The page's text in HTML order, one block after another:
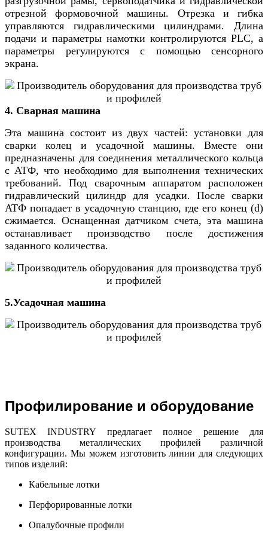
отрезной формовочной машины. Отрезка и гибка
управляются гидравлическими цилиндрами. Длина
подачи и параметры намотки контролируются PLC, а
параметры регулируются с помощью сенсорного
экрана.
4. Сварная машина
Эта машина состоит из двух частей: установки для
сварки колец и усадочной машины. Вместе они
предназначены для соединения металлического кольца
с АТФ, что необходимо для выполнения технических
требований. Под сварочным аппаратом расположен
гидравлический цилиндр для усадки. После сварки
АТФ попадает в усадочную станцию, где его конец (d)
сжимается. Оснащенная датчиком счета, эта машина
останавливает производство после достижения
заданного количества.
5.Усадочная машина
Профилирование и оборудование
SUTEX INDUSTRY предлагает полное решение для
производства металлических профилей различной
конфигурации. Мы можем изготовить линии для следующих
типов изделий:
Кабельные лотки
Перфорированные лотки
Опалубочные профили